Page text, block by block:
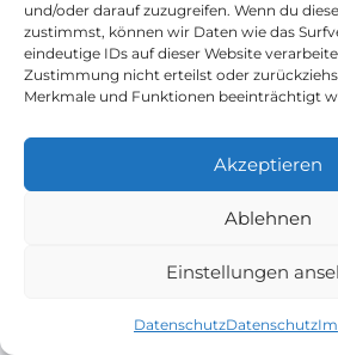
und/oder darauf zuzugreifen. Wenn du
zustimmst, können wir Daten wie das
eindeutige IDs auf dieser Website
Zustimmung nicht erteilst oder
Merkmale und Funktionen beeinträchtigt
Akzeptieren
Ablehnen
Einstellungen
DatenschutzDatenschutz
Impressum Datenschutz
Blog
+49 (0) 176 - 43808616